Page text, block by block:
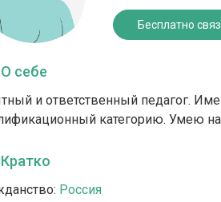
Бесплатно
О себе
и ответственный педагог.
категорию. Умею
Кратко
Россия